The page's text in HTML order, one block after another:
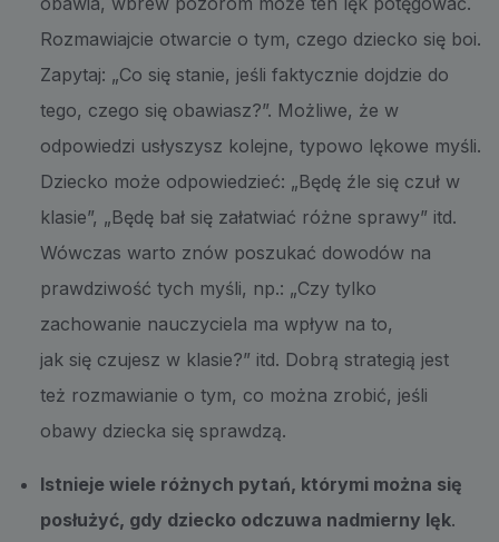
Rozmawiajcie otwarcie o tym, czego dziecko się boi.
Zapytaj: „Co się stanie, jeśli faktycznie dojdzie do
tego, czego się obawiasz?”. Możliwe, że w
odpowiedzi usłyszysz kolejne, typowo lękowe myśli.
Dziecko może odpowiedzieć: „Będę źle się czuł w
klasie”, „Będę bał się załatwiać różne sprawy” itd.
Wówczas warto znów poszukać dowodów na
prawdziwość tych myśli, np.: „Czy tylko
zachowanie nauczyciela ma wpływ na to,
jak się czujesz w klasie?” itd. Dobrą strategią jest
też rozmawianie o tym, co można zrobić, jeśli
obawy dziecka się sprawdzą.
Istnieje wiele różnych pytań, którymi można się
posłużyć, gdy dziecko odczuwa nadmierny lęk.